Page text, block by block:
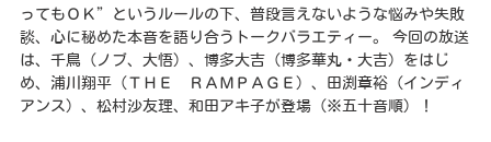
ってもＯＫ”というルールの下、普段言えないような悩みや失敗
談、心に秘めた本音を語り合うトークバラエティー。 今回の放送
は、千鳥（ノブ、大悟）、博多大吉（博多華丸・大吉）をはじ
め、浦川翔平（ＴＨＥ ＲＡＭＰＡＧＥ）、田渕章裕（インディ
アンス）、松村沙友理、和田アキ子が登場（※五十音順）！